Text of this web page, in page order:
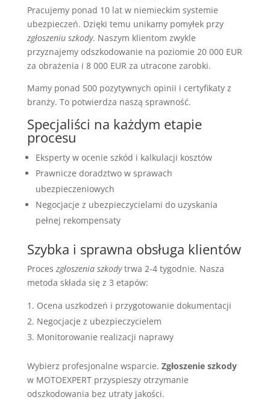
Pracujemy ponad 10 lat w niemieckim systemie
ubezpieczeń. Dzięki temu unikamy pomyłek przy
zgłoszeniu szkody. Naszym klientom zwykle
przyznajemy odszkodowanie na poziomie 20 000 EUR
za obrażenia i 8 000 EUR za utracone zarobki.
Mamy ponad 500 pozytywnych opinii i certyfikaty z
branży. To potwierdza naszą sprawność.
Specjaliści na każdym etapie
procesu
Eksperty w ocenie szkód i kalkulacji kosztów
Prawnicze doradztwo w sprawach
ubezpieczeniowych
Negocjacje z ubezpieczycielami do uzyskania
pełnej rekompensaty
Szybka i sprawna obsługa klientów
Proces zgłoszenia szkodytrwa 2-4 tygodnie. Nasza
metoda składa się z 3 etapów:
Ocena uszkodzeń i przygotowanie dokumentacji
Negocjacje z ubezpieczycielem
Monitorowanie realizacji naprawy
Wybierz profesjonalne wsparcie. Zgłoszenie szkody
w MOTOEXPERT przyspieszy otrzymanie
odszkodowania bez utraty jakości.